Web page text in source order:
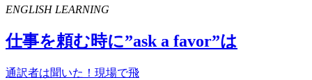
ENGLISH LEARNING
仕事を頼む時に”ask a favor”は
通訳者は聞いた！現場で飛